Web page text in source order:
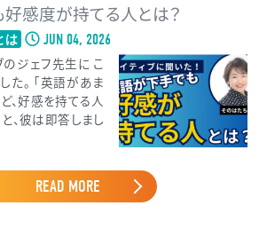
感度が持てる人とは？
は JUN 04, 2026
のジェフ先生に こ
た。 「英語があま
、好感を持てる人
、彼は即答しまし
READ MORE